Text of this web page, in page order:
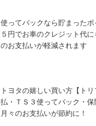
使ってバックなら貯まったポ
５円でお車のクレジット代
のお支払いが軽減されます
トヨタの嬉しい買い方【ト
払・ＴＳ３使ってバック・保
月々のお支払いが節約に！